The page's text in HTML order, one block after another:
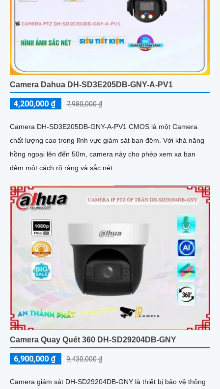
Camera Dahua DH-SD3E205DB-GNY-A-PV1
4,200,000 ₫ 7,980,000 ₫
Camera DH-SD3E205DB-GNY-A-PV1 CMOS là một Camera
chất lượng cao trong lĩnh vực giám sát ban đêm. Với khả năng
hồng ngoại lên đến 50m, camera này cho phép xem xa ban
đêm một cách rõ ràng và sắc nét
Camera Quay Quét 360 DH-SD29204DB-GNY
6,900,000 ₫ 9,430,000 ₫
Camera giám sát DH-SD29204DB-GNY là thiết bị bảo vệ thông